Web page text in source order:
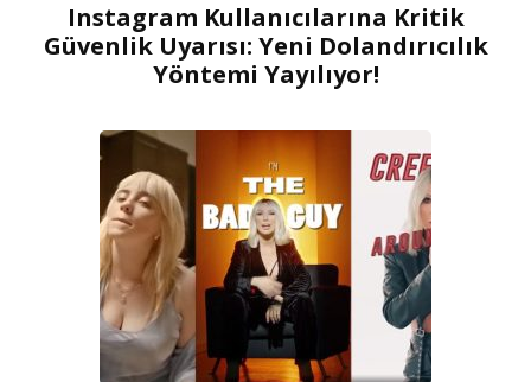
Instagram Kullanıcılarına Kritik
Güvenlik Uyarısı: Yeni Dolandırıcılık
Yöntemi Yayılıyor!